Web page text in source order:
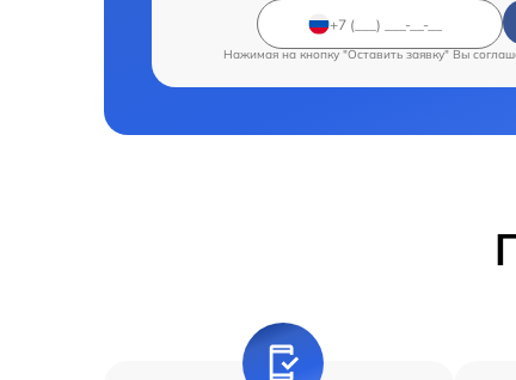
Нажимая на кнопку "Оставить заявку" Вы